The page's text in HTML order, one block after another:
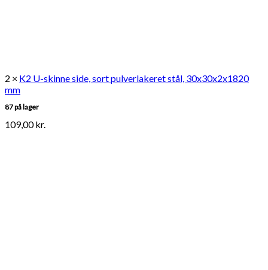
2 × K2 U-skinne side, sort pulverlakeret stål, 30x30x2x1820
mm
87 på lager
109,00kr.